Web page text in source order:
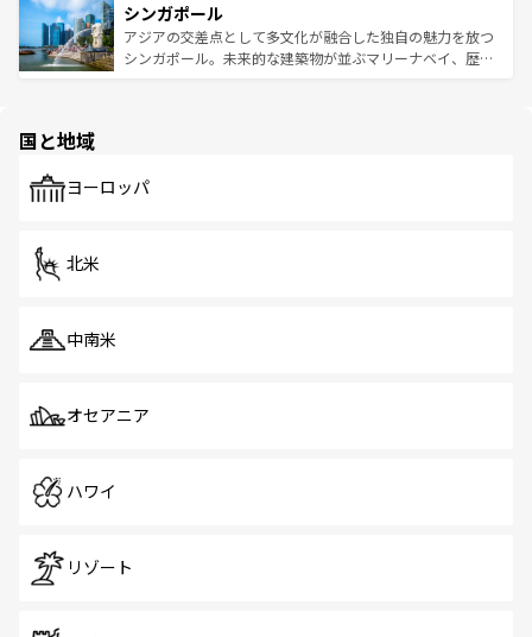
参照してほしい。
激する。気候は一年中温暖で、どの季節にも異なる楽しみ
が待っている。親しみやすいタイの人々、仏教を中心とし
た文化、そして多様な観光資源が、訪れる旅人を魅了し続
み、どこを訪れても感動するはず。観光スポットが密集し
ており、効率よく見どころを回れるのも魅力。息をのむよ
うな絶景から文化的な体験まで、香港を存分に楽しみ尽く
シンガポール
アジアの交差点として多文化が融合した独自の魅力を放つ
シンガポール。未来的な建築物が並ぶマリーナベイ、歴史
で、ホーカーズは地元の風情を楽しめる外せないスポット
国と地域
ヨーロッパ
北米
中南米
オセアニア
ハワイ
リゾート